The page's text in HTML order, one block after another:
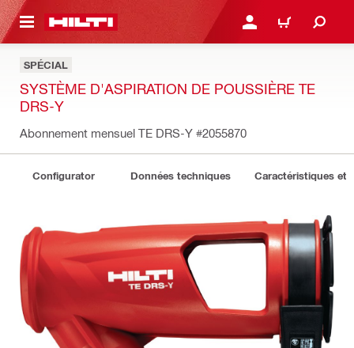
SE CONNECTER OU
PANIER
SPÉCIAL
SYSTÈME D'ASPIRATION DE POUSSIÈRE TE
DRS-Y
Abonnement mensuel TE DRS-Y #2055870
Configurator Données techniques Caractéristiques et